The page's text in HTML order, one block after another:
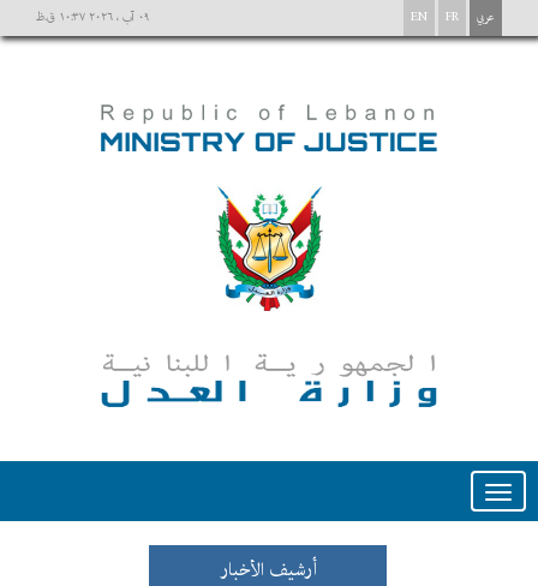
٠٩ آب ، ٢٠٢٦ ١٠:٣٧ ق.ظ EN FR عربي
Toggle
أرشيف الأخبار